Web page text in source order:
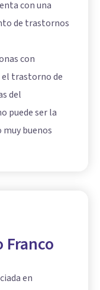
con una
de trastornos
con
el trastorno de
del
puede ser la
buenos
Franco
en